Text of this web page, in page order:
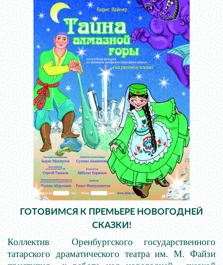
ГОТОВИМСЯ К ПРЕМЬЕРЕ НОВОГОДНЕЙ
СКАЗКИ!
Коллектив Оренбургского государственного
татарского драматического театра им. М. Файзи